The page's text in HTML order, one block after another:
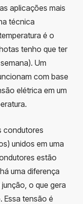
aplicações mais
técnica
é o
tenho que ter
Um
com base
elétrica em um
condutores
unidos em uma
estão
uma diferença
o que gera
Essa tensão é